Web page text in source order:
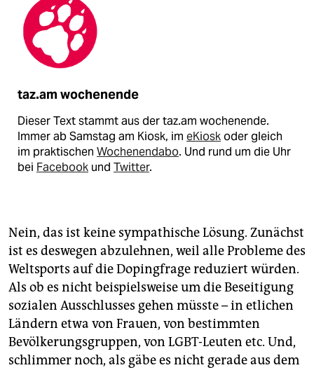
taz.am wochenende
Dieser Text stammt aus der taz.am wochenende.
Immer ab Samstag am Kiosk, im eKioskoder gleich
im praktischen Wochenendabo. Und rund um die Uhr
bei Facebook und Twitter.
Nein, das ist keine sympathische Lösung. Zunächst
ist es deswegen abzulehnen, weil alle Probleme des
Weltsports auf die Dopingfrage reduziert würden.
Als ob es nicht beispielsweise um die Beseitigung
sozialen Ausschlusses gehen müsste – in etlichen
Ländern etwa von Frauen, von bestimmten
Bevölkerungsgruppen, von LGBT-Leuten etc. Und,
schlimmer noch, als gäbe es nicht gerade aus dem